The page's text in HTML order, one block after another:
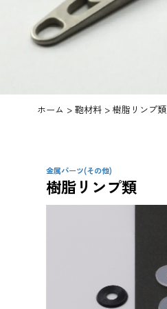
ホーム > 鞄材料> 樹脂リンプ類
金属パーツ(その他)
樹脂リンプ類